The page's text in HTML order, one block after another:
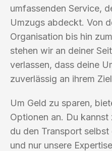
umfassenden Service,
Umzugs abdeckt. Von
Organisation bis hin
stehen wir an deiner
verlassen, dass deine
zuverlässig an ihrem
Um Geld zu sparen,
Optionen an. Du
du den Transport
und nur unsere